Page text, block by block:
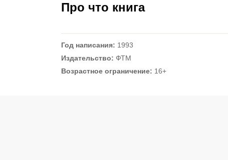
Про что книга
Год написания: 1993
Издательство: ФТМ
Возрастное ограничение: 16+